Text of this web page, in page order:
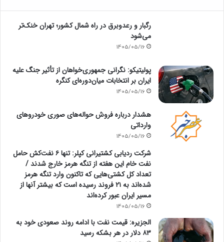
رگبار و رعدوبرق در راه شمال کشور؛ تهران خنک‌تر
می‌شود
1405/05/16
پولیتیکو: نگرانی جمهوری‌خواهان از تأثیر جنگ علیه
ایران بر انتخابات میان‌دوره‌ای کنگره
1405/05/16
هشدار درباره فروش حواله‌های صوری خودروهای
وارداتی
1405/05/16
شرکت ردیابی کشتیرانی کپلر: تنها ۶ نفت‌کش حامل
نفت خام این هفته از تنگه هرمز خارج شدند /
تعداد کل کشتی‌هایی که تاکنون وارد تنگه هرمز
شده‌اند به ۲۱ فروند رسیده است که بیشتر آنها از
مسیر ایران عبور کرده‌اند
1405/05/16
الجزیره: قیمت نفت با ادامه روند صعودی خود به
۸۳ دلار در هر بشکه رسید